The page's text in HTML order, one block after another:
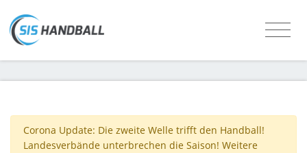
Corona Update: Die zweite Welle trifft den Handball!
Landesverbände unterbrechen die Saison! Weitere